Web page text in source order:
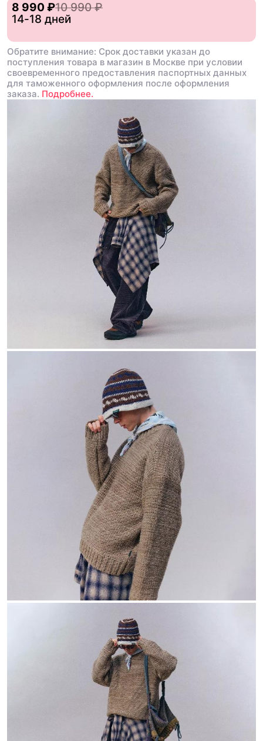
8 990 ₽10 990 ₽
14-18 дней
Обратите внимание: Срок доставки указан до
поступления товара в магазин в Москве при условии
своевременного предоставления паспортных данных
для таможенного оформления после оформления
заказа. Подробнее.